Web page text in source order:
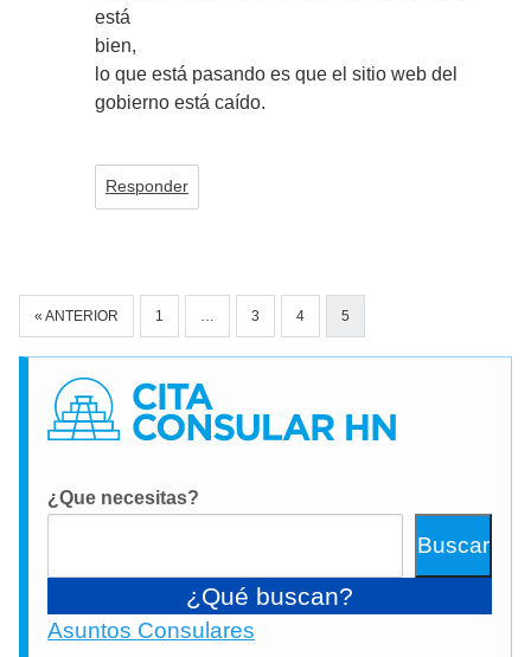
está
bien,
lo que está pasando es que el sitio web del
gobierno está caído.
Responder
Navegación
de
comentarios
« ANTERIOR 1 … 3 4 5
¿Que necesitas?
Buscar
¿Qué buscan?
Asuntos Consulares